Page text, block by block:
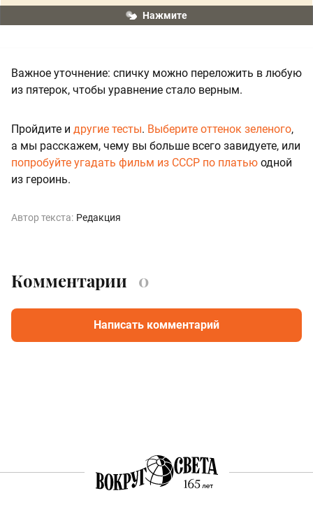
Нажмите
Важное уточнение: спичку можно переложить в любую
из пятерок, чтобы уравнение стало верным.
Пройдите и другие тесты. Выберите оттенок зеленого,
а мы расскажем, чему вы больше всего завидуете, или
попробуйте угадать фильм из СССР по платью одной
из героинь.
Автор текста: Редакция
Комментарии 0
Написать комментарий